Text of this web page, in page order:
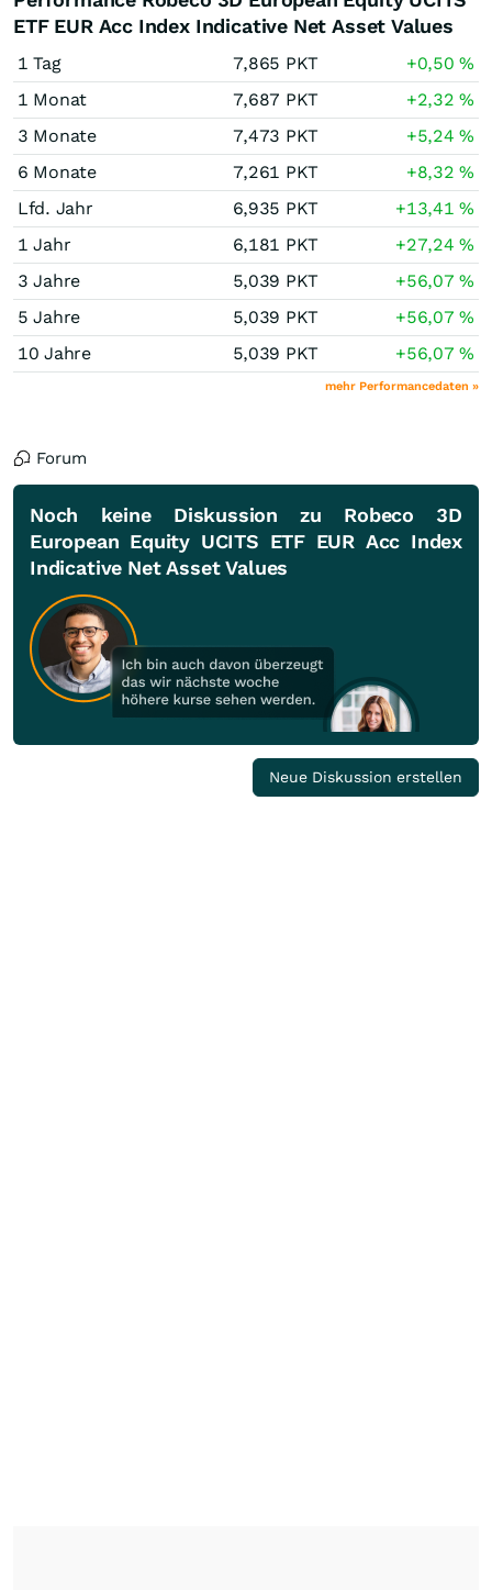
ETF EUR Acc Index Indicative Net Asset Values
1 Tag 7,865 PKT +0,50%
1 Monat
7,687 PKT +2,32%
3 Monate
7,473 PKT +5,24%
6 Monate
7,261 PKT +8,32%
Lfd. Jahr
6,935 PKT +13,41%
1 Jahr
6,181 PKT +27,24%
3 Jahre
5,039 PKT +56,07%
5 Jahre
5,039 PKT +56,07%
10 Jahre
5,039 PKT +56,07%
mehr Performancedaten »
Forum
Noch keine Diskussion zu Robeco 3D
European Equity UCITS ETF EUR Acc Index
Indicative Net Asset Values
Neue Diskussion erstellen